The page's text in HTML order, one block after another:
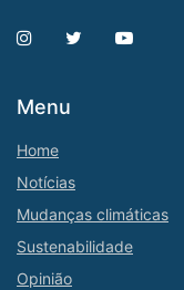
Menu
Home
Notícias
Mudanças climáticas
Sustenabilidade
Opinião